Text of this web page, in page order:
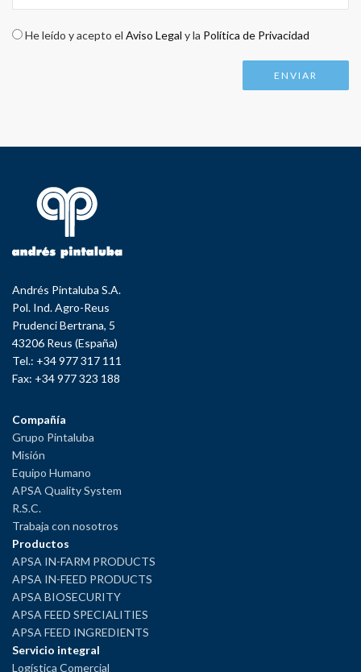
Check legal*
He leído y acepto el Aviso Legal y la Política de Privacidad
Andrés Pintaluba S.A.
Pol. Ind. Agro-Reus
Prudenci Bertrana, 5
43206 Reus (España)
Tel.: +34 977 317 111
Fax: +34 977 323 188
Compañía
Grupo Pintaluba
Misión
Equipo Humano
APSA Quality System
R.S.C.
Trabaja con nosotros
Productos
APSA IN-FARM PRODUCTS
APSA IN-FEED PRODUCTS
APSA BIOSECURITY
APSA FEED SPECIALITIES
APSA FEED INGREDIENTS
Servicio integral
Logística Comercial